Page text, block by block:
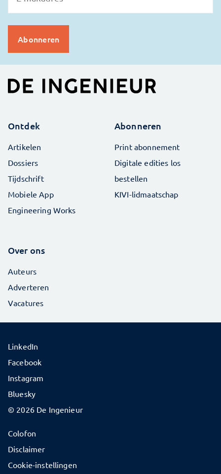
Ontdek
Artikelen
Dossiers
Tijdschrift
Mobiele App
Engineering Works
Abonneren
Print abonnement
Digitale edities los
bestellen
KIVI-lidmaatschap
Over ons
Auteurs
Adverteren
Vacatures
© 2026 De Ingenieur
Colofon
Disclaimer
Cookie-instellingen
LinkedIn
Facebook
Instagram
Bluesky